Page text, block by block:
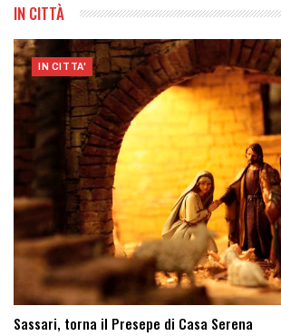
IN CITTÀ
IN CITTA'
Sassari, torna il Presepe di Casa Serena